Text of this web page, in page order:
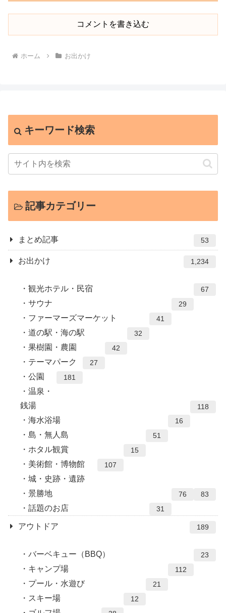
コメントを書き込む
ホーム お出かけ
キーワード検索
記事カテゴリー
まとめ記事 53
お出かけ 1,234
観光ホテル・民宿 67
サウナ 29
ファーマーズマーケット 41
道の駅・海の駅 32
果樹園・農園 42
テーマパーク 27
公園 181
温泉・
銭湯
118
海水浴場 16
島・無人島 51
ホタル観賞 15
美術館・博物館 107
城・史跡・遺跡
83
景勝地 76
話題のお店 31
アウトドア 189
バーベキュー（BBQ） 23
キャンプ場 112
プール・水遊び 21
スキー場 12